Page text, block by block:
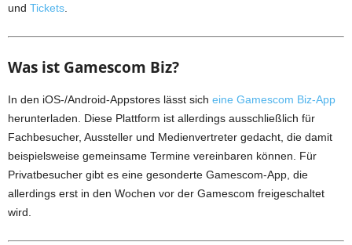
und Tickets
Was ist Gamescom Biz?
In den iOS-/Android-Appstores lässt sich eine Gamescom Biz-App
herunterladen. Diese Plattform ist allerdings ausschließlich für
Fachbesucher, Aussteller und Medienvertreter gedacht, die damit
beispielsweise gemeinsame Termine vereinbaren können. Für
Privatbesucher gibt es eine gesonderte Gamescom-App, die
allerdings erst in den Wochen vor der Gamescom freigeschaltet
wird.